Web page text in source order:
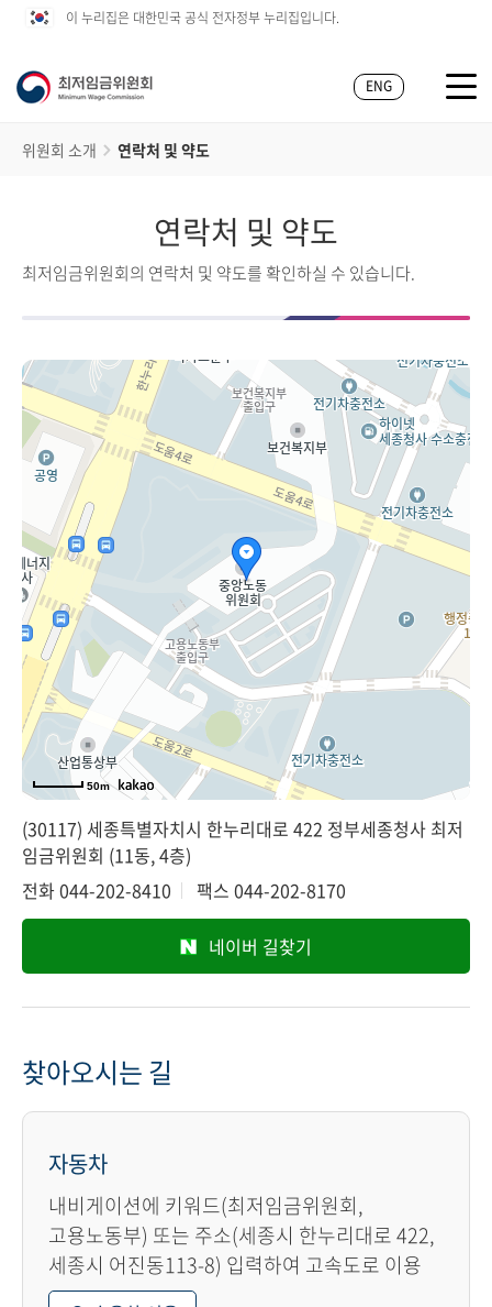
이 누리집은 대한민국 공식 전자정부 누리집입니다.
ENG
위원회 소개 연락처 및 약도
연락처 및 약도
최저임금위원회의 연락처 및 약도를 확인하실 수 있습니다.
50m
(30117) 세종특별자치시 한누리대로 422 정부세종청사 최저
임금위원회 (11동, 4층)
전화044-202-8410 팩스 044-202-8170
네이버 길찾기
찾아오시는 길
자동차
내비게이션에 키워드(최저임금위원회,
고용노동부) 또는 주소(세종시 한누리대로 422,
세종시 어진동113-8) 입력하여 고속도로 이용